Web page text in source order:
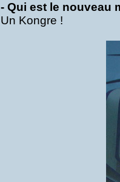
- Qui est le nouveau
Un Kongre !